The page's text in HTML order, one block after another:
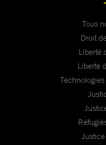
Tous
Droit
Liberté
Liberté